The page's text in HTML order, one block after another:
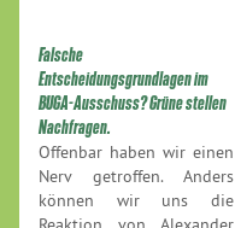
Falsche
Entscheidungsgrundlagen im
BUGA-Ausschuss? Grüne stellen
Nachfragen.
Offenbar haben wir einen
Nerv getroffen. Anders
können wir uns die